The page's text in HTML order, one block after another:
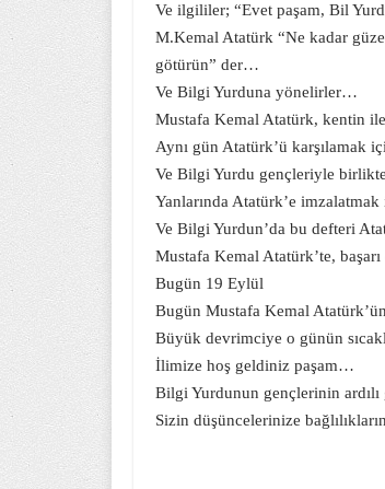
Ve ilgililer; “Evet paşam, Bil
M.Kemal Atatürk “Ne kadar
götürün” der…
Ve Bilgi Yurduna yönelirler…
Mustafa Kemal Atatürk, kentin
Aynı gün Atatürk’ü karşılamak
Ve Bilgi Yurdu gençleriyle
Yanlarında Atatürk’e
Ve Bilgi Yurdun’da bu defteri
Mustafa Kemal Atatürk’te,
Bugün 19 Eylül
Bugün Mustafa Kemal
Büyük devrimciye o günün
İlimize hoş geldiniz paşam…
Bilgi Yurdunun gençlerinin ardılı
Sizin düşüncelerinize